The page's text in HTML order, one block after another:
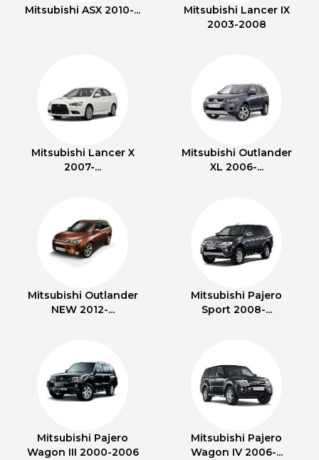
Mitsubishi ASX 2010-...
Mitsubishi Lancer IX
2003-2008
Mitsubishi Lancer X
2007-...
Mitsubishi Outlander
XL 2006-...
Mitsubishi Outlander
NEW 2012-...
Mitsubishi Pajero
Sport 2008-...
Mitsubishi Pajero
Wagon III 2000-2006
Mitsubishi Pajero
Wagon IV 2006-...